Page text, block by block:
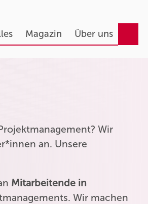
Magazin Über uns
Wir
an. Unsere
Mitarbeitende in
Wir machen